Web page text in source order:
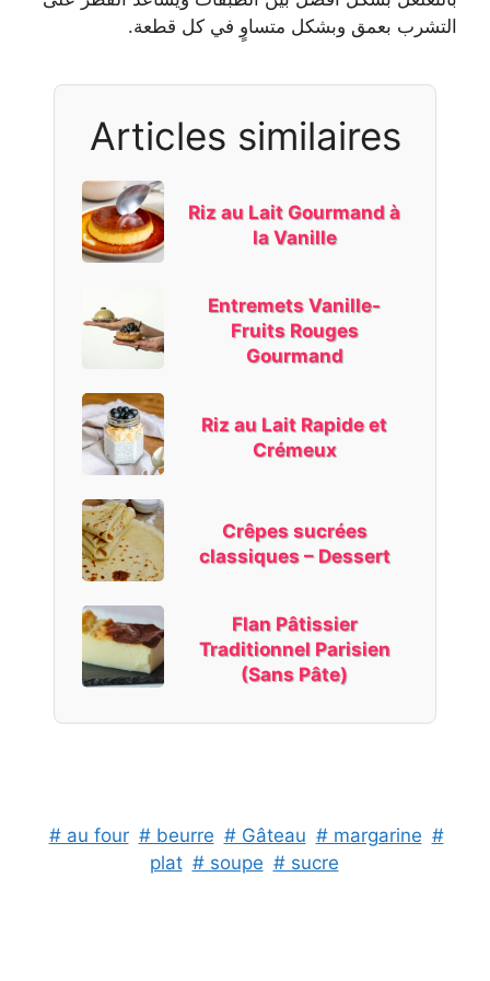
التشرب بعمق وبشكل متساوٍ في كل قطعة.
Articles similaires
Riz au Lait Gourmand à
la Vanille
Entremets Vanille-
Fruits Rouges
Gourmand
Riz au Lait Rapide et
Crémeux
Crêpes sucrées
classiques – Dessert
Flan Pâtissier
Traditionnel Parisien
(Sans Pâte)
# au four # beurre # Gâteau # margarine #
plat # soupe # sucre